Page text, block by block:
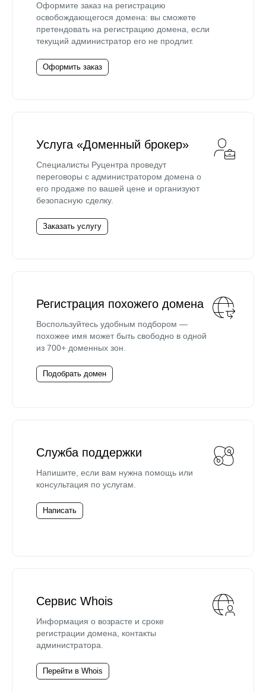
Оформите заказ на регистрацию
освобождающегося домена: вы сможете
претендовать на регистрацию домена, если
текущий администратор его не продлит.
Оформить заказ
Услуга «Доменный брокер»
Специалисты Руцентра проведут
переговоры с администратором домена о
его продаже по вашей цене и организуют
безопасную сделку.
Заказать услугу
Регистрация похожего домена
Воспользуйтесь удобным подбором —
похожее имя может быть свободно в одной
из 700+ доменных зон.
Подобрать домен
Служба поддержки
Напишите, если вам нужна помощь или
консультация по услугам.
Написать
Сервис Whois
Информация о возрасте и сроке
регистрации домена, контакты
администратора.
Перейти в Whois